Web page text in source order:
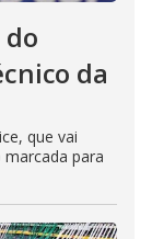
da
que vai
para